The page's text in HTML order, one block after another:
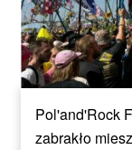
Pol'and'Rock
zabrakło